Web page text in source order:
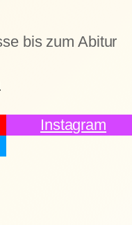
bis zum Abitur
Instagram